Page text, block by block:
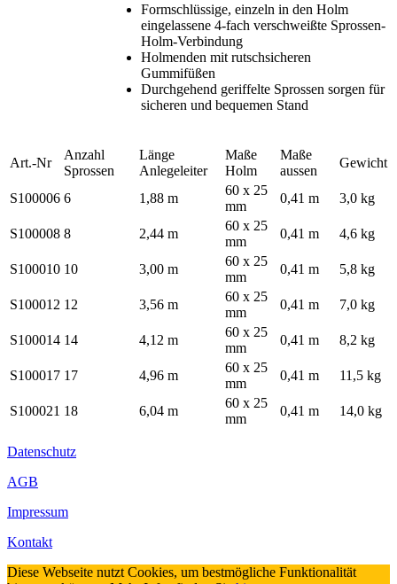
Formschlüssige, einzeln in den Holm
eingelassene 4-fach verschweißte Sprossen-
Holm-Verbindung
Holmenden mit rutschsicheren
Gummifüßen
Durchgehend geriffelte Sprossen sorgen für
sicheren und bequemen Stand
Art.-Nr
Anzahl
Sprossen
Länge
Anlegeleiter
Maße
Holm
Maße
aussen
Gewicht
S100006 6 1,88 m
60 x 25
mm
0,41 m 3,0 kg
S100008 8 2,44 m
60 x 25
mm
0,41 m 4,6 kg
S100010 10 3,00 m
60 x 25
mm
0,41 m 5,8 kg
S100012 12 3,56 m
60 x 25
mm
0,41 m 7,0 kg
S100014 14 4,12 m
60 x 25
mm
0,41 m 8,2 kg
S100017 17 4,96 m
60 x 25
mm
0,41 m 11,5 kg
S100021 18 6,04 m
60 x 25
mm
0,41 m 14,0 kg
Datenschutz
AGB
Impressum
Kontakt
Diese Webseite nutzt Cookies, um bestmögliche Funktionalität